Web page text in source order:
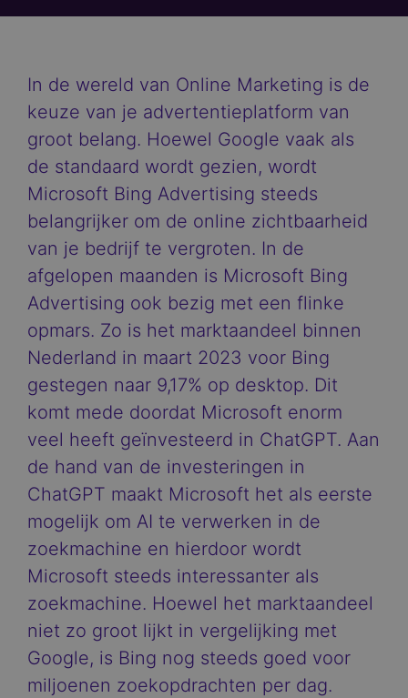
In de wereld van Online Marketing is de
keuze van je advertentieplatform van
groot belang. Hoewel Google vaak als
de standaard wordt gezien, wordt
Microsoft Bing Advertising steeds
belangrijker om de online zichtbaarheid
van je bedrijf te vergroten. In de
afgelopen maanden is Microsoft Bing
Advertising ook bezig met een flinke
opmars. Zo is het marktaandeel binnen
Nederland in maart 2023 voor Bing
gestegen naar 9,17% op desktop. Dit
komt mede doordat Microsoft enorm
veel heeft geïnvesteerd in ChatGPT. Aan
de hand van de investeringen in
ChatGPT maakt Microsoft het als eerste
mogelijk om AI te verwerken in de
zoekmachine en hierdoor wordt
Microsoft steeds interessanter als
zoekmachine. Hoewel het marktaandeel
niet zo groot lijkt in vergelijking met
Google, is Bing nog steeds goed voor
miljoenen zoekopdrachten per dag.